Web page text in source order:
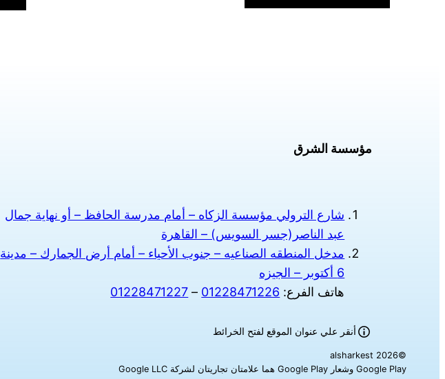
من
مؤسسة الشرق
شارع الترولي مؤسسة الزكاه – أمام مدرسة الحافظ – أو نهاية جمال
عبد الناصر(جسر السويس) – القاهرة
مدخل المنطقه الصناعيه – جنوب الأحياء – أمام أرض الجمارك – مدينة
6 أكتوبر – الجيزه
هاتف الفرع: 01228471226
–
01228471227
أنقر علي عنوان الموقع لفتح الخرائط
©alsharkest 2026
Google Play وشعار Google Play هما علامتان تجاريتان لشركة Google LLC‎